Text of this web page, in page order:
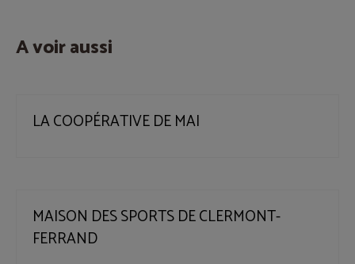
A voir aussi
LA COOPÉRATIVE DE MAI
MAISON DES SPORTS DE CLERMONT-
FERRAND